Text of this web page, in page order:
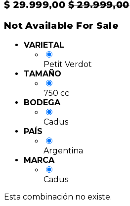
$ 29.999,00 $29.999,00
Not Available For Sale
VARIETAL
Petit Verdot
TAMAÑO
750 cc
BODEGA
Cadus
PAÍS
Argentina
MARCA
Cadus
Esta combinación no existe.